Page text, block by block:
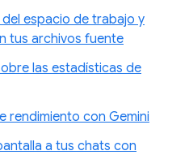
espacio de trabajo y
tus archivos fuente
las estadísticas de
rendimiento con Gemini
a tus chats con